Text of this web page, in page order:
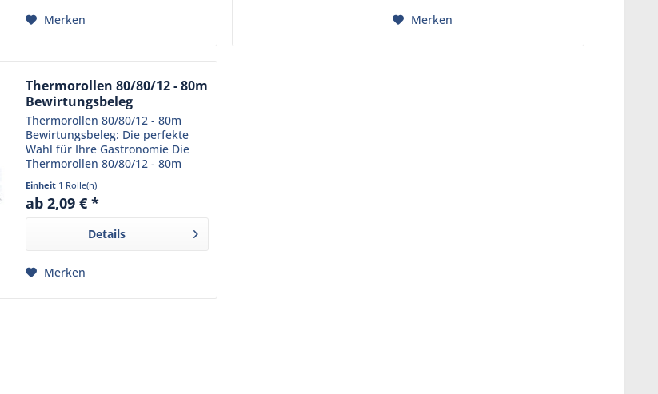
Merken Merken
Thermorollen 80/80/12 - 80m
Bewirtungsbeleg
Thermorollen 80/80/12 - 80m
Bewirtungsbeleg: Die perfekte
Wahl für Ihre Gastronomie Die
Thermorollen 80/80/12 - 80m
Bewirtungsbeleg sind ein
unverzichtbares Produkt für Ihr
Restaurant oder Café. Sie erfüllen
Einheit 1 Rolle(n)
ab 2,09 € *
Details
Merken